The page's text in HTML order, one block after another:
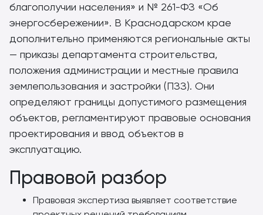
благополучии населения» и № 261-ФЗ «Об
энергосбережении». В Краснодарском крае
дополнительно применяются региональные акты
— приказы департамента строительства,
положения администрации и местные правила
землепользования и застройки (ПЗЗ). Они
определяют границы допустимого размещения
объектов, регламентируют правовые основания
проектирования и ввод объектов в
эксплуатацию.
Правовой разбор
Правовая экспертиза выявляет соответствие